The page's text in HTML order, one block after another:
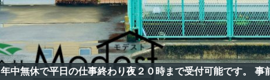
年中無休で平日の仕事終わり夜２０時まで受付可能です。 事